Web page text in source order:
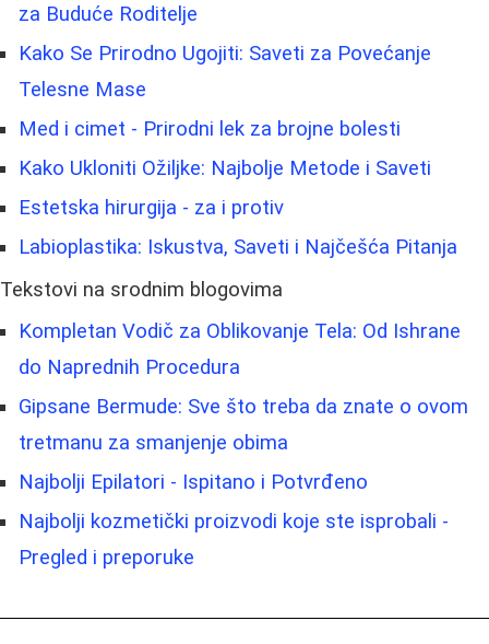
za Buduće Roditelje
Kako Se Prirodno Ugojiti: Saveti za Povećanje
Telesne Mase
Med i cimet - Prirodni lek za brojne bolesti
Kako Ukloniti Ožiljke: Najbolje Metode i Saveti
Estetska hirurgija - za i protiv
Labioplastika: Iskustva, Saveti i Najčešća Pitanja
Tekstovi na srodnim blogovima
Kompletan Vodič za Oblikovanje Tela: Od Ishrane
do Naprednih Procedura
Gipsane Bermude: Sve što treba da znate o ovom
tretmanu za smanjenje obima
Najbolji Epilatori - Ispitano i Potvrđeno
Najbolji kozmetički proizvodi koje ste isprobali -
Pregled i preporuke